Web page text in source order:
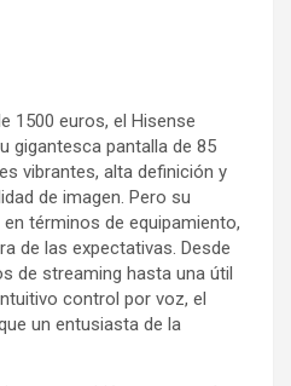
1500 euros, el Hisense
gigantesca pantalla de 85
vibrantes, alta definición y
de imagen. Pero su
términos de equipamiento,
de las expectativas. Desde
de streaming hasta una útil
control por voz, el
un entusiasta de la